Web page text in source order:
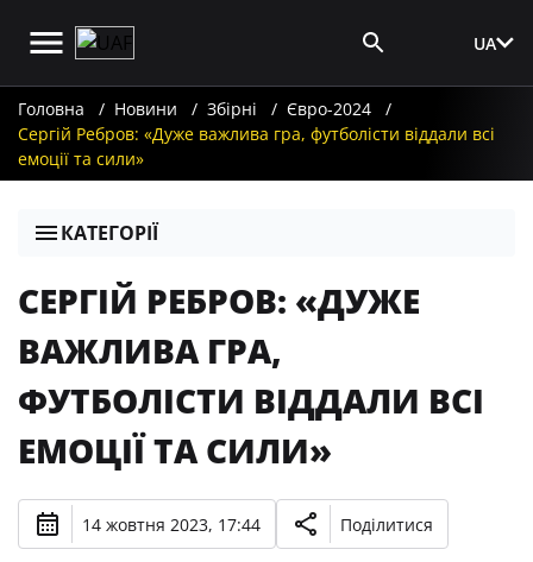
UA
Головна Новини Збірні
Євро-2024
Сергій Ребров: «Дуже важлива гра, футболісти віддали всі
емоції та сили»
КАТЕГОРІЇ
СЕРГІЙ РЕБРОВ: «ДУЖЕ
ВАЖЛИВА ГРА,
ФУТБОЛІСТИ ВІДДАЛИ ВСІ
ЕМОЦІЇ ТА СИЛИ»
14 жовтня 2023, 17:44 Поділитися